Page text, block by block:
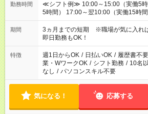
勤務時間
≪シフト例≫ 10:00～15:00（実働5
5時間） 17:00～翌10:00（実働15時間）など ご希望
働く時間は調整できます！ お気軽に
期間
3ヵ月までの短期 ※職場が気に入れ
即日勤務もOK！
特徴 週1日からOK / 日払いOK / 履歴書不要
業・WワークOK / シフト勤務 / 10名
なし / パソコンスキル不要
気になる！ 応募する